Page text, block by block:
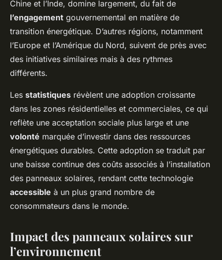
Chine et l’Inde, domine largement, du fait de
l’engagement gouvernemental en matière de
transition énergétique. D’autres régions, notamment
l’Europe et l’Amérique du Nord, suivent de près avec
des initiatives similaires mais à des rythmes
différents.
Les statistiques révèlent une adoption croissante
dans les zones résidentielles et commerciales, ce qui
reflète une acceptation sociale plus large et une
volonté marquée d’investir dans des ressources
énergétiques durables. Cette adoption se traduit par
une baisse continue des coûts associés à l’installation
des panneaux solaires, rendant cette technologie
accessible à un plus grand nombre de
consommateurs dans le monde.
Impact des panneaux solaires sur
l’environnement